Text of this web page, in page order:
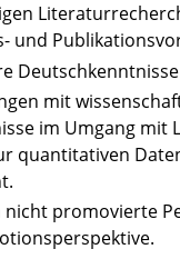
und
mit
im Umgang
quantitativen
nicht promovierte